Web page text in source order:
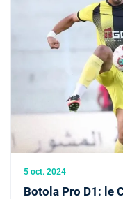
5 oct. 2024
Botola Pro D1: le